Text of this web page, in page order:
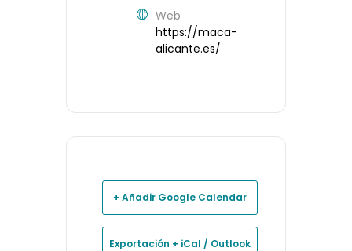
Web
https://maca-
alicante.es/
+ Añadir Google Calendar
Exportación + iCal / Outlook